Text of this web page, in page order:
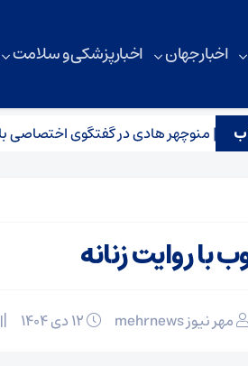
اخبار جهان اخبار پزشکی و سلامت
هادی در گفتگوی اختصاصی با
روایت زنانه
مهر نیوز mehrnews